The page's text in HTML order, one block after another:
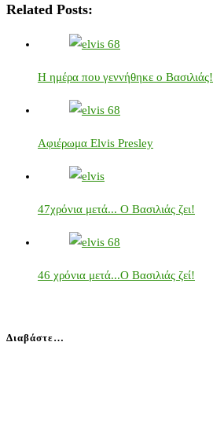
Related Posts:
Η ημέρα που γεννήθηκε ο Βασιλιάς!
Αφιέρωμα Elvis Presley
47χρόνια μετά... Ο Βασιλιάς ζει!
46 χρόνια μετά...Ο Βασιλιάς ζεί!
Διαβάστε…